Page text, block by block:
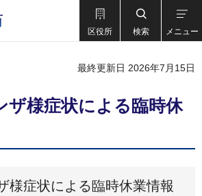
区役所 検索 メニュー
最終更新日 2026年7月15日
ザ様症状による臨時休
様症状による臨時休業情報